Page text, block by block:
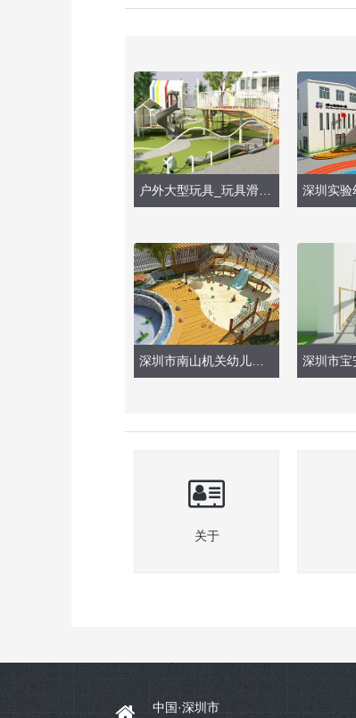
关于
中国·深圳市